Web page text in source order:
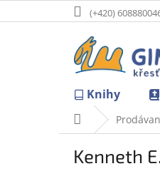
na
(+420)
Knihy
Domů
Kenneth